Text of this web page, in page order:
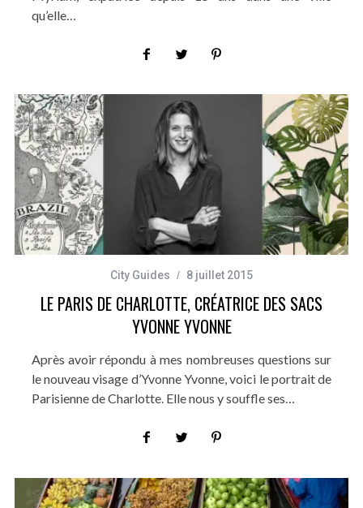
qu’elle…
City Guides 8 juillet 2015
LE PARIS DE CHARLOTTE, CRÉATRICE DES SACS
YVONNE YVONNE
Après avoir répondu à mes nombreuses questions sur
le nouveau visage d’Yvonne Yvonne, voici le portrait de
Parisienne de Charlotte. Elle nous y souffle ses…